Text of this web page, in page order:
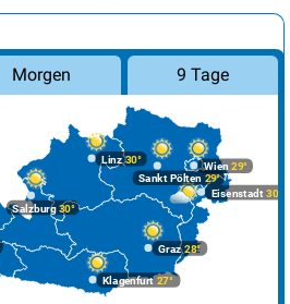
Morgen 9 Tage
Graz28°
Klagenfurt 27°
Linz30°
Salzburg30°
Wien 29°
Eisenstadt 30°
Sankt Pölten 29°